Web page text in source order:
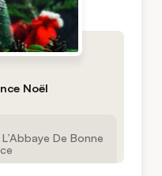
Noël
De Bonne